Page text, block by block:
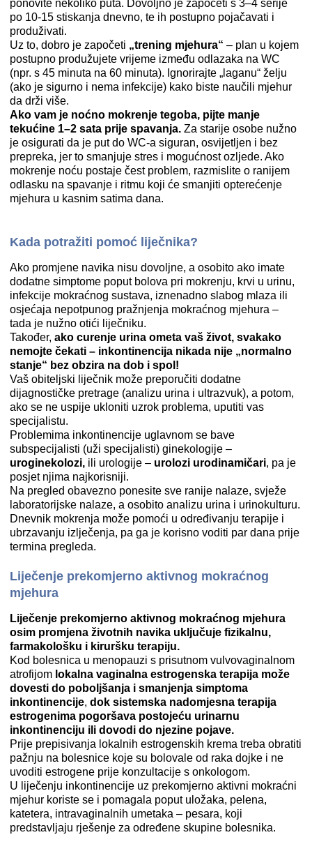
ponovite nekoliko puta. Dovoljno je započeti s 3–4 serije
po 10-15 stiskanja dnevno, te ih postupno pojačavati i
produživati.
Uz to, dobro je započeti „trening mjehura“ – plan u kojem
postupno produžujete vrijeme između odlazaka na WC
(npr. s 45 minuta na 60 minuta). Ignorirajte „laganu“ želju
(ako je sigurno i nema infekcije) kako biste naučili mjehur
da drži više.
Ako vam je noćno mokrenje tegoba, pijte manje
tekućine 1–2 sata prije spavanja. Za starije osobe nužno
je osigurati da je put do WC-a siguran, osvijetljen i bez
prepreka, jer to smanjuje stres i mogućnost ozljede. Ako
mokrenje noću postaje čest problem, razmislite o ranijem
odlasku na spavanje i ritmu koji će smanjiti opterećenje
mjehura u kasnim satima dana.
Kada potražiti pomoć liječnika?
Ako promjene navika nisu dovoljne, a osobito ako imate
dodatne simptome poput bolova pri mokrenju, krvi u urinu,
infekcije mokraćnog sustava, iznenadno slabog mlaza ili
osjećaja nepotpunog pražnjenja mokraćnog mjehura –
tada je nužno otići liječniku.
Također, ako curenje urina ometa vaš život, svakako
nemojte čekati – inkontinencija nikada nije „normalno
stanje“ bez obzira na dob i spol!
Vaš obiteljski liječnik može preporučiti dodatne
dijagnostičke pretrage (analizu urina i ultrazvuk), a potom,
ako se ne uspije ukloniti uzrok problema, uputiti vas
specijalistu.
Problemima inkontinencije uglavnom se bave
subspecijalisti (uži specijalisti) ginekologije –
uroginekolozi, ili urologije – urolozi urodinamičari, pa je
posjet njima najkorisniji.
Na pregled obavezno ponesite sve ranije nalaze, svježe
laboratorijske nalaze, a osobito analizu urina i urinokulturu.
Dnevnik mokrenja može pomoći u određivanju terapije i
ubrzavanju izlječenja, pa ga je korisno voditi par dana prije
termina pregleda.
Liječenje prekomjerno aktivnog mokraćnog
mjehura
Liječenje prekomjerno aktivnog mokraćnog mjehura
osim promjena životnih navika uključuje fizikalnu,
farmakološku i kiruršku terapiju.
Kod bolesnica u menopauzi s prisutnom vulvovaginalnom
atrofijom lokalna vaginalna estrogenska terapija može
dovesti do poboljšanja i smanjenja simptoma
inkontinencije, dok sistemska nadomjesna terapija
estrogenima pogoršava postojeću urinarnu
inkontinenciju ili dovodi do njezine pojave.
Prije prepisivanja lokalnih estrogenskih krema treba obratiti
pažnju na bolesnice koje su bolovale od raka dojke i ne
uvoditi estrogene prije konzultacije s onkologom.
U liječenju inkontinencije uz prekomjerno aktivni mokraćni
mjehur koriste se i pomagala poput uložaka, pelena,
katetera, intravaginalnih umetaka – pesara, koji
predstavljaju rješenje za određene skupine bolesnika.